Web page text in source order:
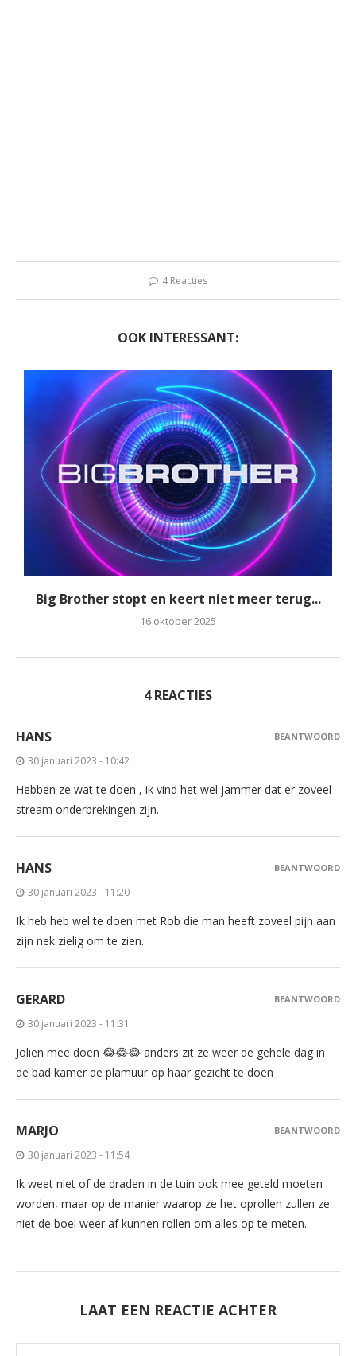
4 Reacties
OOK INTERESSANT:
Big Brother stopt en keert niet meer terug...
16 oktober 2025
4 REACTIES
HANS
30 januari 2023 - 10:42
Hebben ze wat te doen , ik vind het wel jammer dat er zoveel
stream onderbrekingen zijn.
BEANTWOORD
HANS
30 januari 2023 - 11:20
Ik heb heb wel te doen met Rob die man heeft zoveel pijn aan
zijn nek zielig om te zien.
BEANTWOORD
GERARD
30 januari 2023 - 11:31
Jolien mee doen 😂😂😂 anders zit ze weer de gehele dag in
de bad kamer de plamuur op haar gezicht te doen
BEANTWOORD
MARJO
30 januari 2023 - 11:54
Ik weet niet of de draden in de tuin ook mee geteld moeten
worden, maar op de manier waarop ze het oprollen zullen ze
niet de boel weer af kunnen rollen om alles op te meten.
BEANTWOORD
LAAT EEN REACTIE ACHTER